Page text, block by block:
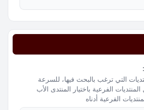
التي ترغب بالبحث فيها، للسرعة
الفرعية باختيار المنتدى الأب
الفرعية أدناه